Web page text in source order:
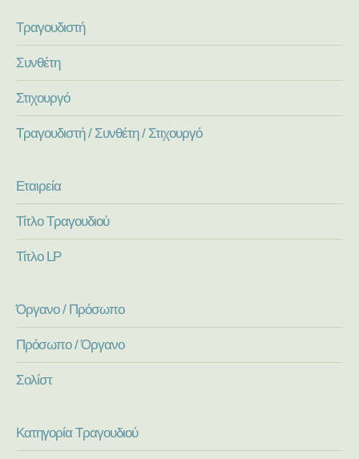
Τραγουδιστή
Συνθέτη
Στιχουργό
Τραγουδιστή / Συνθέτη / Στιχουργό
Εταιρεία
Τίτλο Τραγουδιού
Τίτλο LP
Όργανο / Πρόσωπο
Πρόσωπο / Όργανο
Σολίστ
Κατηγορία Τραγουδιού